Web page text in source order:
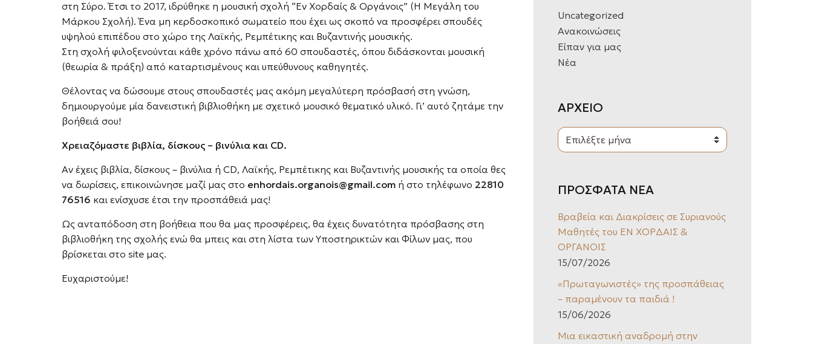
στη Σύρο. Έτσι το 2017, ιδρύθηκε η μουσική σχολή “Εν Χορδαίς & Οργάνοις” (Η Μεγάλη του
Μάρκου Σχολή). Ένα μη κερδοσκοπικό σωματείο που έχει ως σκοπό να προσφέρει σπουδές
υψηλού επιπέδου στο χώρο της Λαϊκής, Ρεμπέτικης και Βυζαντινής μουσικής.
Στη σχολή φιλοξενούνται κάθε χρόνο πάνω από 60 σπουδαστές, όπου διδάσκονται μουσική
(θεωρία & πράξη) από καταρτισμένους και υπεύθυνους καθηγητές.
Θέλοντας να δώσουμε στους σπουδαστές μας ακόμη μεγαλύτερη πρόσβασή στη γνώση,
δημιουργούμε μία δανειστική βιβλιοθήκη με σχετικό μουσικό θεματικό υλικό. Γι’ αυτό ζητάμε την
βοήθειά σου!
Χρειαζόμαστε βιβλία, δίσκους – βινύλια και CD.
Αν έχεις βιβλία, δίσκους – βινύλια ή CD, Λαϊκής, Ρεμπέτικης και Βυζαντινής μουσικής τα οποία θες
να δωρίσεις, επικοινώνησε μαζί μας στο enhordais.organois@gmail.com ή στο τηλέφωνο 22810
76516 και ενίσχυσε έτσι την προσπάθειά μας!
Ως ανταπόδοση στη βοήθεια που θα μας προσφέρεις, θα έχεις δυνατότητα πρόσβασης στη
βιβλιοθήκη της σχολής ενώ θα μπεις και στη λίστα των Υποστηρικτών και Φίλων μας, που
βρίσκεται στο site μας.
Ευχαριστούμε!
O
:
Uncategorized
Ανακοινώσεις
Είπαν για μας
Νέα
ΑΡΧΕΙΟ
Α
Ρ
Ο
ΠΡΟΣΦΑΤΑ ΝΕΑ
Βραβεία και Διακρίσεις σε Συριανούς
Μαθητές του ΕΝ ΧΟΡΔΑΙΣ &
ΟΡΓΑΝΟΙΣ
15/07/2026
«Πρωταγωνιστές» της προσπάθειας
– παραμένουν τα παιδιά !
15/06/2026
Μια εικαστική αναδρομή στην